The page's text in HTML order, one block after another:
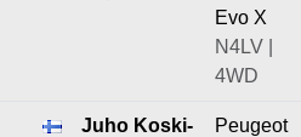
Evo X
N4LV |
4WD
Juho Koski-
Peugeot